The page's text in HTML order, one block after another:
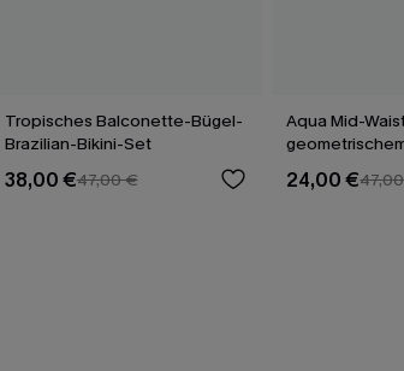
Tropisches Balconette-Bügel-
Brazilian-Bikini-Set
38,00 €47,00 €
Aqua Mid-
24,00 €